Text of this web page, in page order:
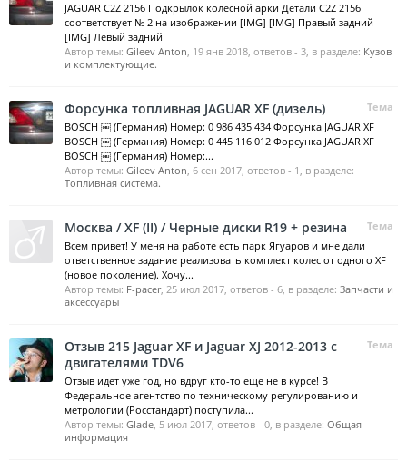
JAGUAR C2Z 2156 Подкрылок колесной арки Детали C2Z 2156
соответствует № 2 на изображении [IMG] [IMG] Правый задний
[IMG] Левый задний
Автор темы: Gileev Anton, 19 янв 2018, ответов - 3, в разделе: Кузов
и комплектующие.
Тема
Форсунка топливная JAGUAR XF (дизель)
BOSCH ￼ (Германия) Номер: 0 986 435 434 Форсунка JAGUAR XF
BOSCH ￼ (Германия) Номер: 0 445 116 012 Форсунка JAGUAR XF
BOSCH ￼ (Германия) Номер:...
Автор темы: Gileev Anton, 6 сен 2017, ответов - 1, в разделе:
Топливная система.
Тема
Москва / XF (II) / Черные диски R19 + резина
Всем привет! У меня на работе есть парк Ягуаров и мне дали
ответственное задание реализовать комплект колес от одного XF
(новое поколение). Хочу...
Автор темы: F-pacer, 25 июл 2017, ответов - 6, в разделе: Запчасти и
аксессуары
Тема
Отзыв 215 Jaguar XF и Jaguar XJ 2012-2013 с
двигателями TDV6
Отзыв идет уже год, но вдруг кто-то еще не в курсе! В
Федеральное агентство по техническому регулированию и
метрологии (Росстандарт) поступила...
Автор темы: Glade, 5 июл 2017, ответов - 0, в разделе: Общая
информация